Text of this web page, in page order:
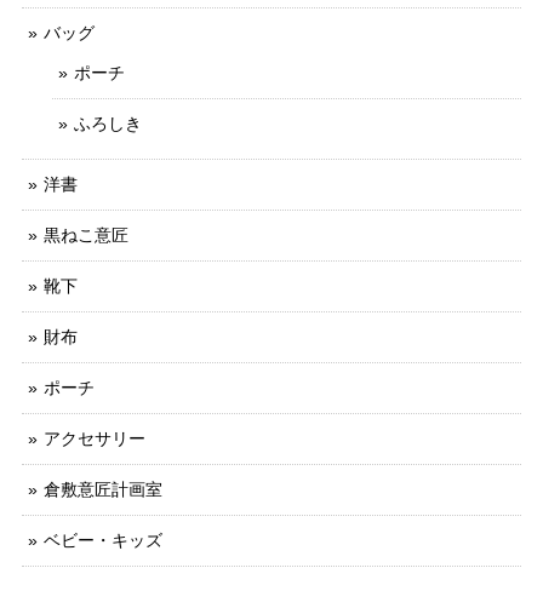
バッグ
ポーチ
ふろしき
洋書
黒ねこ意匠
靴下
財布
ポーチ
アクセサリー
倉敷意匠計画室
ベビー・キッズ